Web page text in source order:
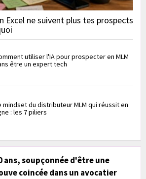
Excel ne suivent plus tes prospects
utiliser l'IA pour prospecter en MLM
être un expert tech
mindset du distributeur MLM qui réussit en
: les 7 piliers
ans, soupçonnée d'être une
coincée dans un avocatier